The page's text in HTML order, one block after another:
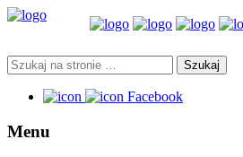
Facebook
Menu